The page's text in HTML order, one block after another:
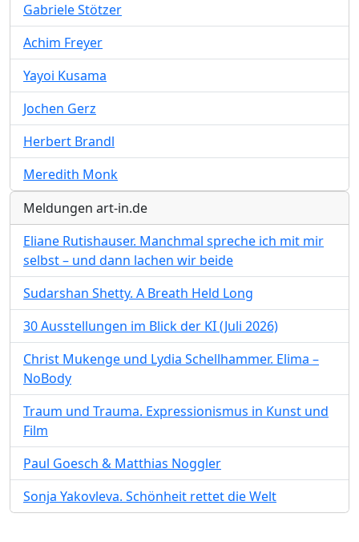
Gabriele Stötzer
Achim Freyer
Yayoi Kusama
Jochen Gerz
Herbert Brandl
Meredith Monk
Meldungen art-in.de
Eliane Rutishauser. Manchmal spreche ich mit mir
selbst – und dann lachen wir beide
Sudarshan Shetty. A Breath Held Long
30 Ausstellungen im Blick der KI (Juli 2026)
Christ Mukenge und Lydia Schellhammer. Elima –
NoBody
Traum und Trauma. Expressionismus in Kunst und
Film
Paul Goesch & Matthias Noggler
Sonja Yakovleva. Schönheit rettet die Welt